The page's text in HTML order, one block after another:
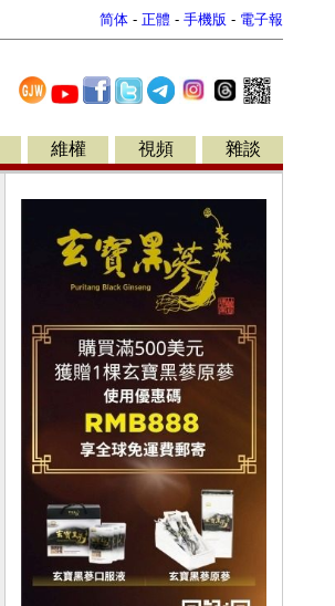
简体 - 正體 - 手機版 - 電子報
維權 視頻 雜談